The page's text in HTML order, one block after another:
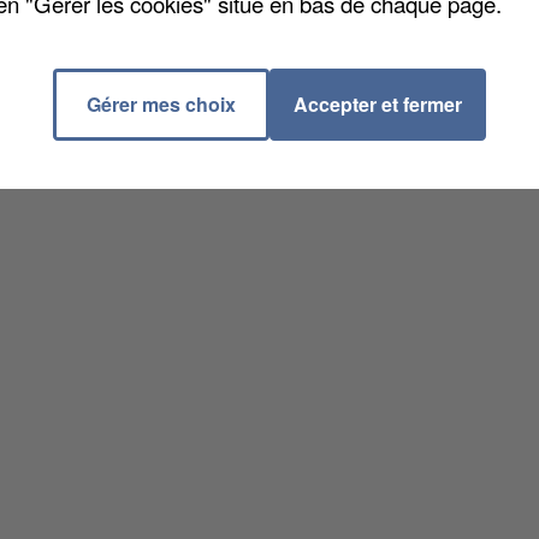
Gérer mes choix Accepter et fermer